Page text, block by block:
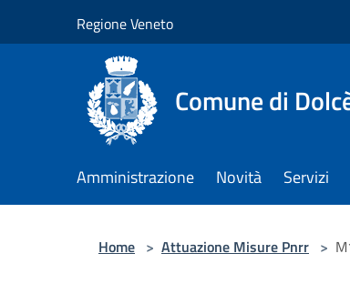
Regione Veneto
Comune di
Amministrazione Novità Servizi
Home > Attuazione Misure Pnrr >